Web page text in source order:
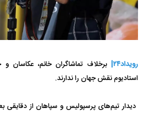
رویداد۲۴|
برخلاف تماشاگران خانم، عکاسان و
استادیوم نقش جهان را ندارند.
دیدار تیم‌های پرسپولیس و سپاهان از دقایقی